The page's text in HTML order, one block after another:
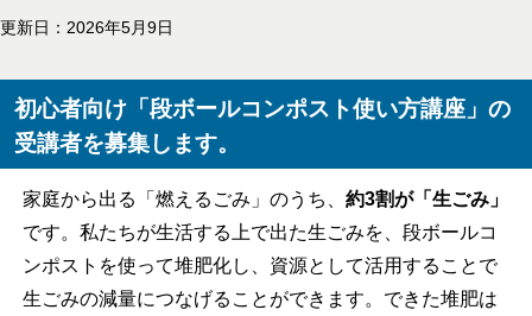
更新日：2026年5月9日
初心者向け「段ボールコンポスト使い方講座」の
受講者を募集します。
家庭から出る「燃えるごみ」のうち、 約3割が「生ごみ」
です。私たちが生活する上で出た生ごみを、段ボールコ
ンポストを使って堆肥化し、資源として活用することで
生ごみの減量につなげることができます。できた堆肥は